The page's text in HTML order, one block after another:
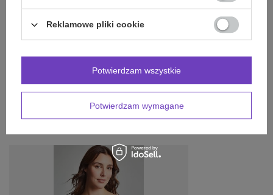
Potrzebujesz pomocy? Masz pytania?
najciekawsze pytania i odpowiedzi publikując
Zadaj pytanie
INNE PRODUKTY
Reklamowe pliki cookie
Potwierdzam wymagane
Potwierdzam wszystkie